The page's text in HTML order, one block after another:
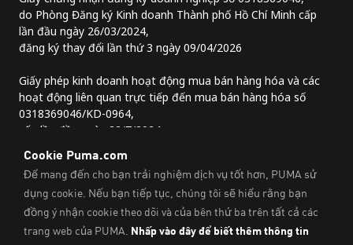
do Phòng Đăng ký Kinh doanh Thành phố Hồ Chí Minh cấp
lần đầu ngày 26/03/2024,
đăng ký thay đổi lần thứ 3 ngày 09/04/2026
Giấy phép kinh doanh hoạt động mua bán hàng hóa và các
hoạt động liên quan trực tiếp đến mua bán hàng hóa số
0318369046/KD-0964,
cấp lần đầu ngày 22/7/2024.
Lầu 2, tòa nhà Lim Tower 3,
số 29A đường Nguyễn Đình Chiểu,
Phường Sài Gòn, Thành phố Hồ Chí Minh, Việt Nam
Thông Tin Pháp Lý Và Thông Tin Liên Hệ